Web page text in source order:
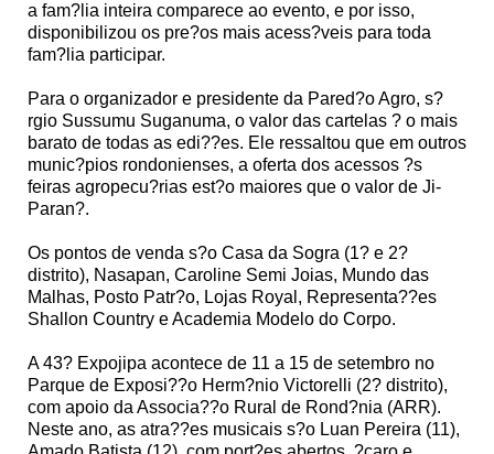
a fam?lia inteira comparece ao evento, e por isso,
disponibilizou os pre?os mais acess?veis para toda
fam?lia participar.
Para o organizador e presidente da Pared?o Agro, s?
rgio Sussumu Suganuma, o valor das cartelas ? o mais
barato de todas as edi??es. Ele ressaltou que em outros
munic?pios rondonienses, a oferta dos acessos ?s
feiras agropecu?rias est?o maiores que o valor de Ji-
Paran?.
Os pontos de venda s?o Casa da Sogra (1? e 2?
distrito), Nasapan, Caroline Semi Joias, Mundo das
Malhas, Posto Patr?o, Lojas Royal, Representa??es
Shallon Country e Academia Modelo do Corpo.
A 43? Expojipa acontece de 11 a 15 de setembro no
Parque de Exposi??o Herm?nio Victorelli (2? distrito),
com apoio da Associa??o Rural de Rond?nia (ARR).
Neste ano, as atra??es musicais s?o Luan Pereira (11),